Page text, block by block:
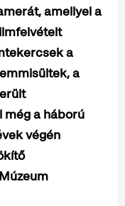
amellyel a
a
a
még a háború
végén